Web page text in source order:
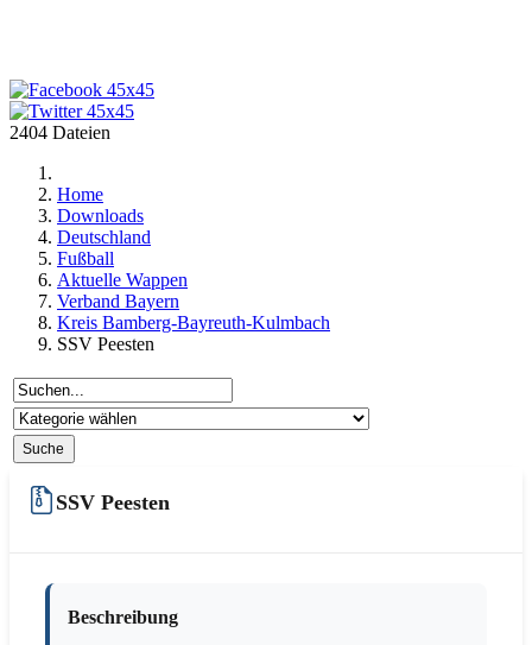
2404 Dateien
Home
Downloads
Deutschland
Fußball
Aktuelle Wappen
Verband Bayern
Kreis Bamberg-Bayreuth-Kulmbach
SSV Peesten
SSV Peesten
Beschreibung